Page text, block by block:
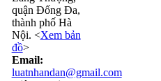
quận Đống Đa,
thành phố Hà
Nội. <Xem bản
đồ>
Email:
luatnhandan@gmail.com